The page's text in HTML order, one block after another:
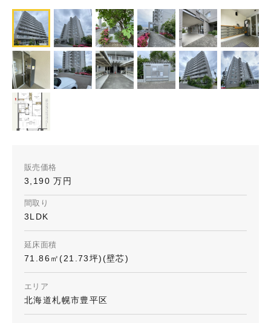
販売価格
3,190 万円
間取り
3LDK
延床面積
71.86㎡(21.73坪)(壁芯)
エリア
北海道札幌市豊平区